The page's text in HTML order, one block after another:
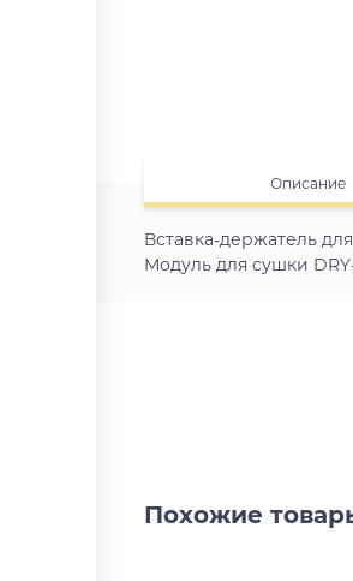
Описание
Вставка-держатель
Модуль для сушки
Похожие